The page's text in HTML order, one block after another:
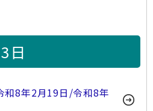
日
8年2月19日/令和8年